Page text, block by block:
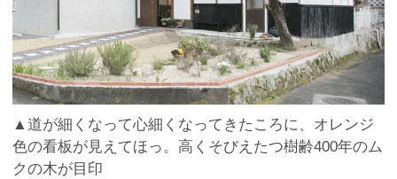
▲道が細くなって心細くなってきたころに、オレンジ
色の看板が見えてほっ。高くそびえたつ樹齢400年のム
クの木が目印